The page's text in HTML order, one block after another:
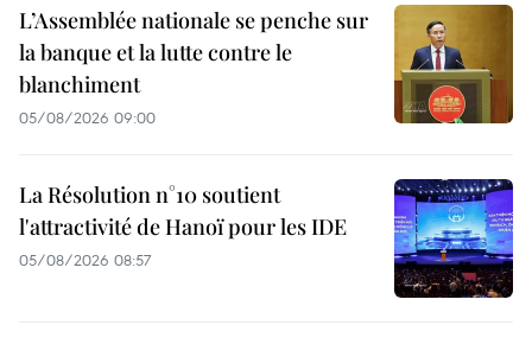
L’Assemblée nationale se penche sur
la banque et la lutte contre le
blanchiment
05/08/2026 09:00
La Résolution n°10 soutient
l'attractivité de Hanoï pour les IDE
05/08/2026 08:57